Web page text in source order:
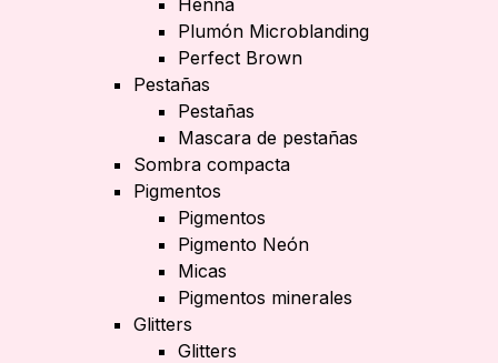
Henna
Plumón Microblanding
Perfect Brown
Pestañas
Pestañas
Mascara de pestañas
Sombra compacta
Pigmentos
Pigmentos
Pigmento Neón
Micas
Pigmentos minerales
Glitters
Glitters